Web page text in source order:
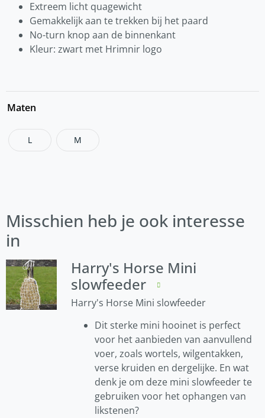
Extreem licht quagewicht
Gemakkelijk aan te trekken bij het paard
No-turn knop aan de binnenkant
Kleur: zwart met Hrimnir logo
Maten
L M
Misschien heb je ook interesse
in
Harry's Horse Mini
slowfeeder
Harry's Horse Mini slowfeeder
Dit sterke mini hooinet is perfect
voor het aanbieden van aanvullend
voer, zoals wortels, wilgentakken,
verse kruiden en dergelijke. En wat
denk je om deze mini slowfeeder te
gebruiken voor het ophangen van
likstenen?